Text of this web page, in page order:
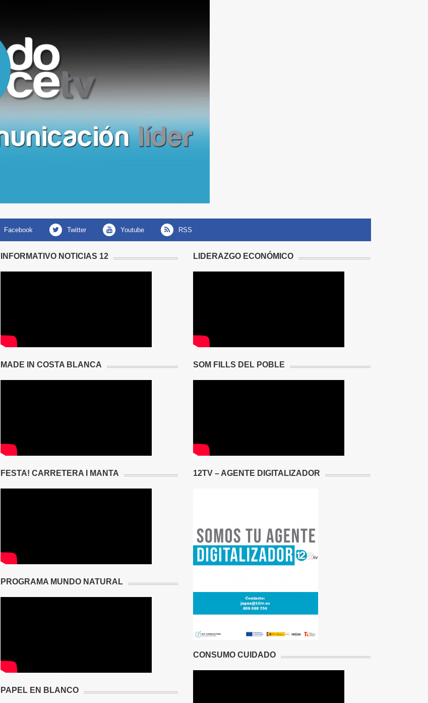
facebook twitter youtube RSS
INFORMATIVO NOTICIAS 12
MADE IN COSTA BLANCA
FESTA! CARRETERA I MANTA
PROGRAMA MUNDO NATURAL
PAPEL EN BLANCO
LIDERAZGO ECONÓMICO
SOM FILLS DEL POBLE
12TV – AGENTE DIGITALIZADOR
CONSUMO CUIDADO